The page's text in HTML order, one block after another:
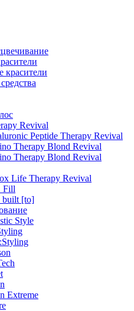
красители
Revival
Peptide Therapy Revival
Therapy Blond Revival
Therapy Blond Revival
Life Therapy Revival
built [to]
Style
Extreme